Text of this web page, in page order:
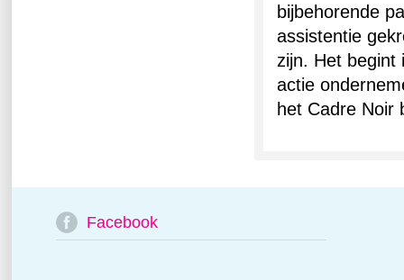
bijbehorende
assistentie
zijn. Het begint
actie
het Cadre Noir
Facebook